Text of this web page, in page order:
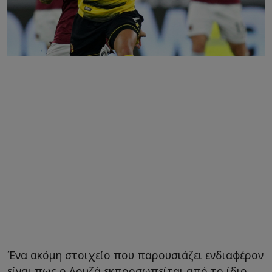
Ένα ακόμη στοιχείο που παρουσιάζει ενδιαφέρον